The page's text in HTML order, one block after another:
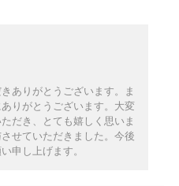
ありがとうございます。ま
りがとうございます。大変
だき、とても嬉しく思いま
せていただきました。今後
申し上げます。